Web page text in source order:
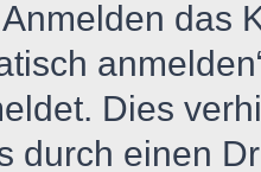
das
Dies
durch einen